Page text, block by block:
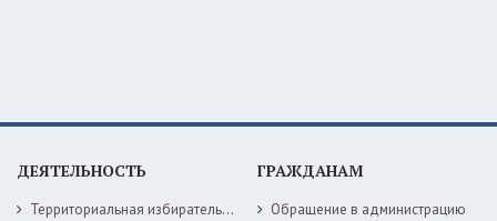
ДЕЯТЕЛЬНОСТЬ
Территориальная избирательная комиссия
ГРАЖДАНАМ
Обращение в администрацию